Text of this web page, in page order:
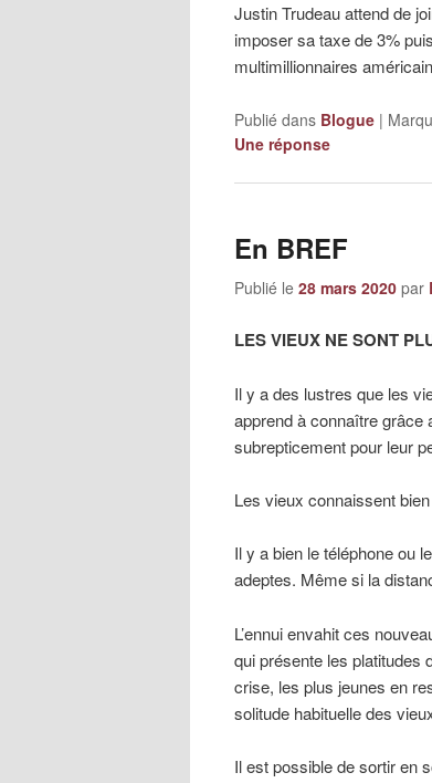
Justin Trudeau attend de
imposer sa taxe de 3%
multimillionnaires
Publié dans Blogue |
Une réponse
En BREF
Publié le 28 mars 2020 par
LES VIEUX NE SONT
Il y a des lustres que les
apprend à connaître grâce
subrepticement pour leur
Les vieux connaissent
Il y a bien le téléphone ou
adeptes. Même si la
L’ennui envahit ces
qui présente les platitudes
crise, les plus jeunes en
solitude habituelle des
Il est possible de sortir en